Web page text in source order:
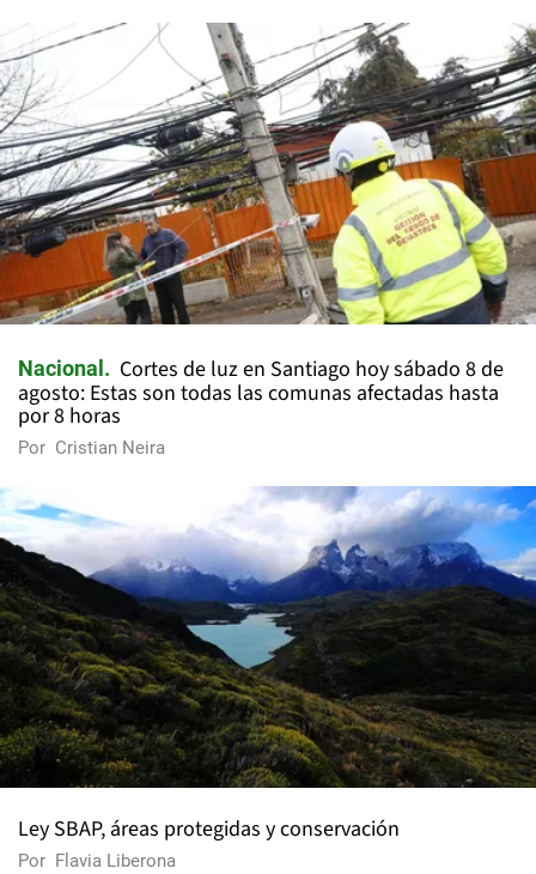
Nacional
Cortes de luz en Santiago hoy sábado 8 de
agosto: Estas son todas las comunas afectadas hasta
por 8 horas
Por Cristian Neira
Ley SBAP, áreas protegidas y conservación
Por Flavia Liberona